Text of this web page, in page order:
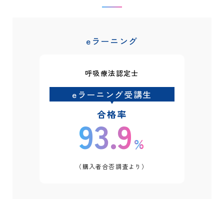
eラーニング
呼吸療法認定士
eラーニング受講生
合格率
93.9%
（購入者合否調査より）